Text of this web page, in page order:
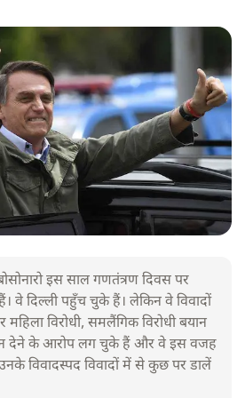
बोसोनारो इस साल गणतंत्रण दिवस पर
वे दिल्ली पहुँच चुके हैं। लेकिन वे विवादों
विरोधी, समलैंगिक विरोधी बयान
देने के आरोप लग चुके हैं और वे इस वजह
विवादस्पद विवादों में से कुछ पर डालें